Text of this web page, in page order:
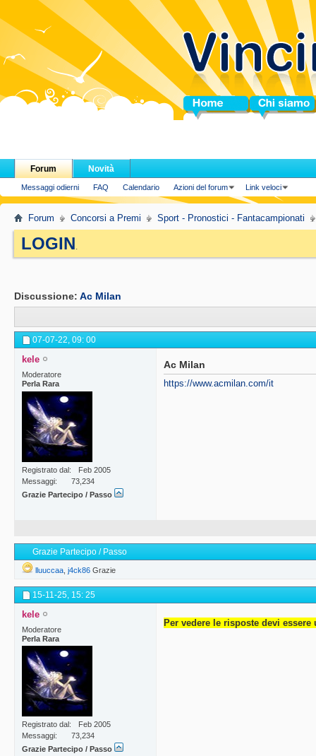
Home Chi siamo
Forum
Messaggi odierni FAQ Calendario Azioni del forum Link veloci
Novità
Forum Concorsi a Premi Sport - Pronostici - Fantacampionati
LOGIN.
Discussione: Ac Milan
07-07-22, 09: 00
kele
Moderatore
Perla Rara
Registrato dal
Feb 2005
Messaggi
73,234
Grazie Partecipo / Passo
Ac Milan
https://www.acmilan.com/it
Grazie Partecipo / Passo
lluuccaa j4ck86 Grazie
15-11-25, 15: 25
kele
Moderatore
Perla Rara
Registrato dal
Feb 2005
Messaggi
73,234
Grazie Partecipo / Passo
Per vedere le risposte devi essere